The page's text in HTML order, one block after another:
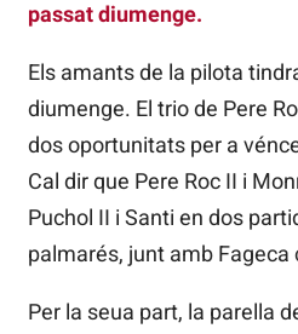
passat diumenge.
Els amants de la pilota
diumenge. El trio de Pere
dos oportunitats per a
Cal dir que Pere Roc II i
Puchol II i Santi en dos
palmarés, junt amb Fageca
Per la seua part, la parella